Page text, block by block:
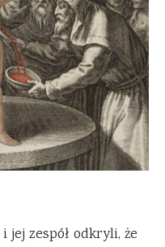
zespół odkryli, że